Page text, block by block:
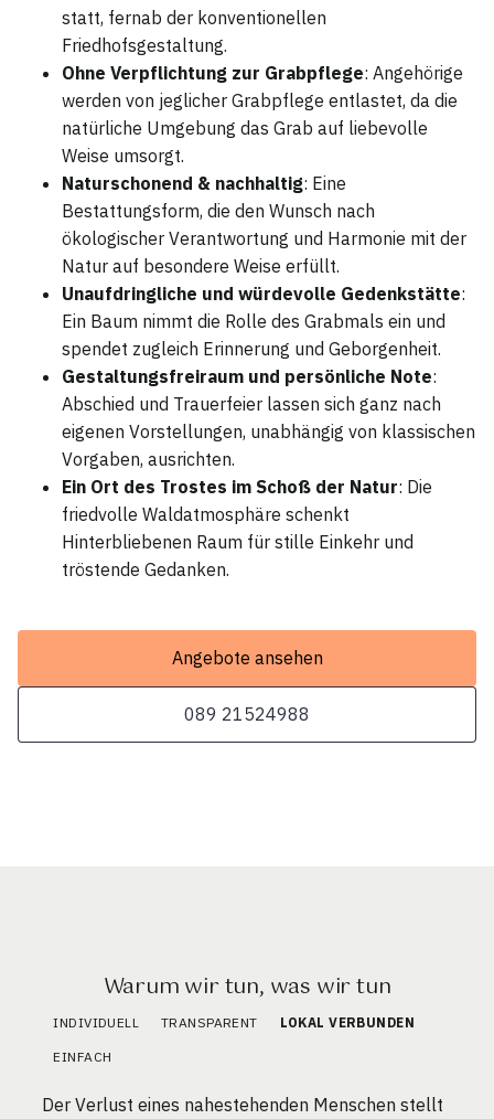
statt, fernab der konventionellen
Friedhofsgestaltung.
Ohne Verpflichtung zur Grabpflege: Angehörige
werden von jeglicher Grabpflege entlastet, da die
natürliche Umgebung das Grab auf liebevolle
Weise umsorgt.
Naturschonend & nachhaltig: Eine
Bestattungsform, die den Wunsch nach
ökologischer Verantwortung und Harmonie mit der
Natur auf besondere Weise erfüllt.
Unaufdringliche und würdevolle Gedenkstätte:
Ein Baum nimmt die Rolle des Grabmals ein und
spendet zugleich Erinnerung und Geborgenheit.
Gestaltungsfreiraum und persönliche Note:
Abschied und Trauerfeier lassen sich ganz nach
eigenen Vorstellungen, unabhängig von klassischen
Vorgaben, ausrichten.
Ein Ort des Trostes im Schoß der Natur: Die
friedvolle Waldatmosphäre schenkt
Hinterbliebenen Raum für stille Einkehr und
tröstende Gedanken.
Angebote ansehen
089 21524988
Warum wir tun, was wir tun
INDIVIDUELL TRANSPARENT LOKAL VERBUNDEN
EINFACH
Der Verlust eines nahestehenden Menschen stellt